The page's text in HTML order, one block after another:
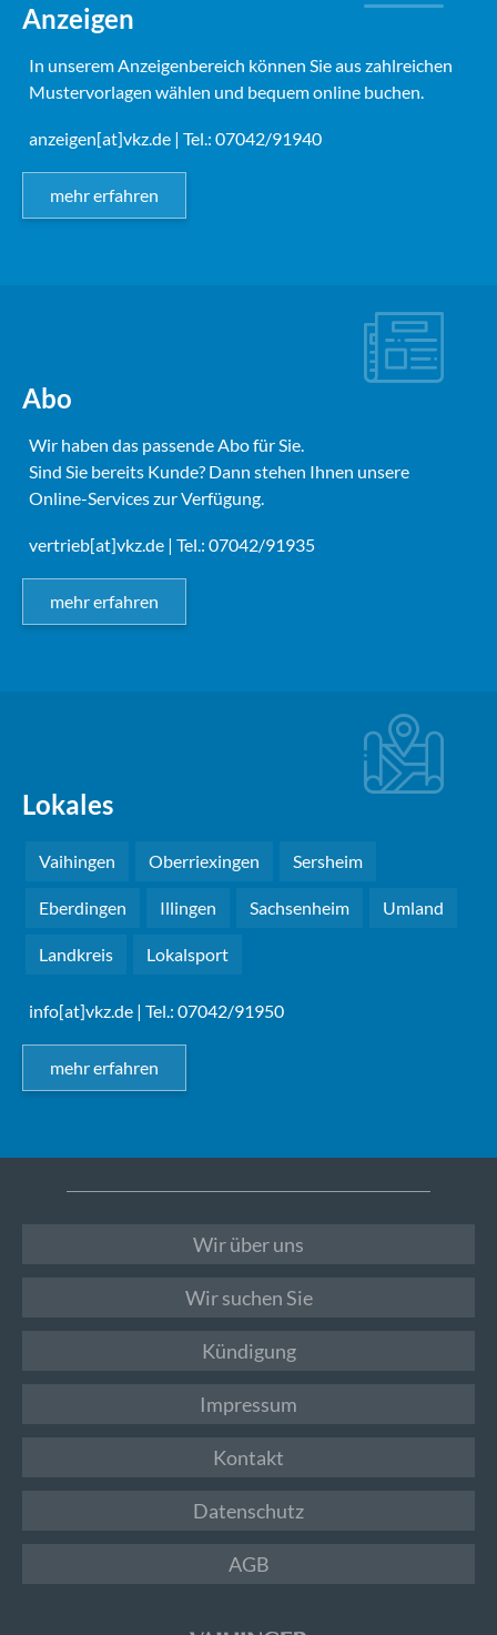
Anzeigen
In unserem Anzeigenbereich können Sie aus zahlreichen
Mustervorlagen wählen und bequem online buchen.
anzeigen[at]vkz.de | Tel.: 07042/91940
mehr erfahren
Abo
Wir haben das passende Abo für Sie.
Sind Sie bereits Kunde? Dann stehen Ihnen unsere
Online-Services zur Verfügung.
vertrieb[at]vkz.de | Tel.: 07042/91935
mehr erfahren
Lokales
Vaihingen Oberriexingen Sersheim
Eberdingen Illingen Sachsenheim Umland
Landkreis Lokalsport
info[at]vkz.de | Tel.: 07042/91950
mehr erfahren
Wir über uns
Wir suchen Sie
Kündigung
Impressum
Kontakt
Datenschutz
AGB